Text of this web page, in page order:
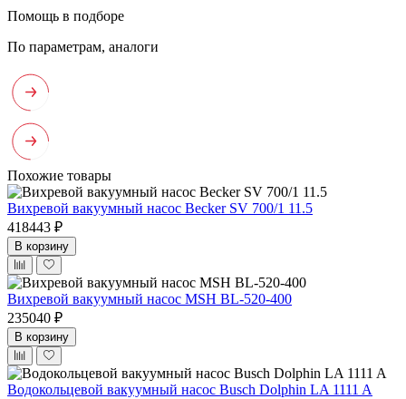
Помощь в подборе
По параметрам, аналоги
Похожие товары
Вихревой вакуумный насос Becker SV 700/1 11.5
418443 ₽
В корзину
Вихревой вакуумный насос MSH BL-520-400
235040 ₽
В корзину
Водокольцевой вакуумный насос Busch Dolphin LA 1111 A